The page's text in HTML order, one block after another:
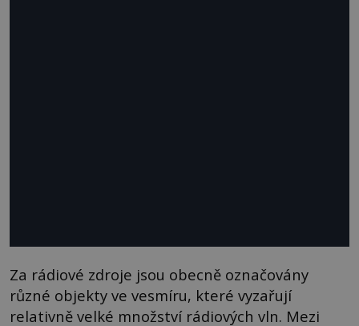
Za rádiové zdroje jsou obecně označovány
různé objekty ve vesmíru, které vyzařují
relativně velké množství rádiových vln. Mezi